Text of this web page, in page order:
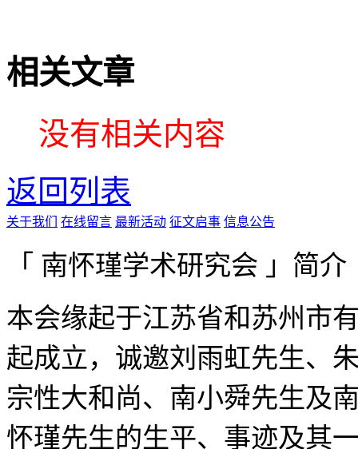
相关文章
没有相关内容
返回列表
关于我们 在线留言 最新活动 征文启事 信息公告
「 南怀瑾学术研究会 」简介
本会缘起于江苏省和苏州市
起成立，诚邀刘雨虹先生、
宗性大和尚、南小舜先生及
怀瑾先生的生平、事迹及其